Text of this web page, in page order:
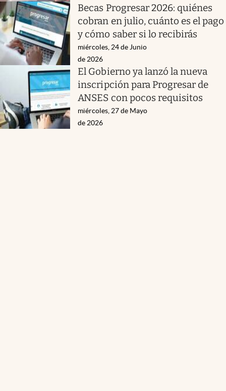
Becas Progresar 2026: quiénes
cobran en julio, cuánto es el pago
y cómo saber si lo recibirás
miércoles, 24 de Junio
de 2026
El Gobierno ya lanzó la nueva
inscripción para Progresar de
ANSES con pocos requisitos
miércoles, 27 de Mayo
de 2026